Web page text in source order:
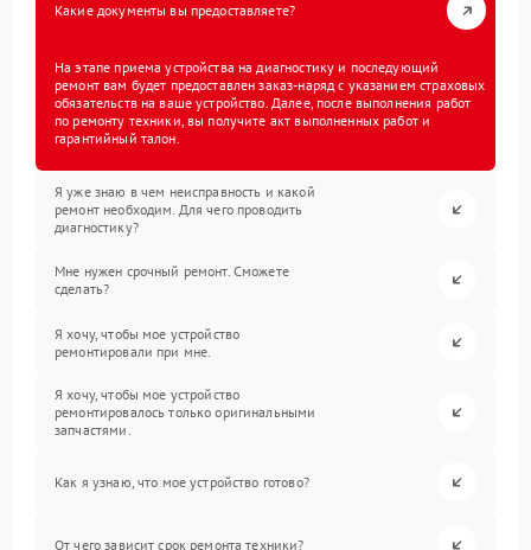
Какие документы вы предоставляете?
На этапе приема устройства на диагностику и последующий
ремонт вам будет предоставлен заказ-наряд с указанием страховых
обязательств на ваше устройство. Далее, после выполнения работ
по ремонту техники, вы получите акт выполненных работ и
гарантийный талон.
Я уже знаю в чем неисправность и какой
ремонт необходим. Для чего проводить
диагностику?
Мне нужен срочный ремонт. Сможете
сделать?
Я хочу, чтобы мое устройство
ремонтировали при мне.
Я хочу, чтобы мое устройство
ремонтировалось только оригинальными
запчастями.
Как я узнаю, что мое устройство готово?
От чего зависит срок ремонта техники?